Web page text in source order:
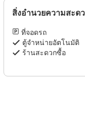
สิ่งอำนวยความสะด
ที่จอดรถ
ตู้จำหน่ายอัตโนมัติ
ร้านสะดวกซื้อ